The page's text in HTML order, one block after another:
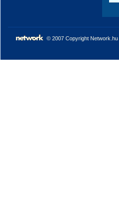
© 2007 Copyright Network.hu